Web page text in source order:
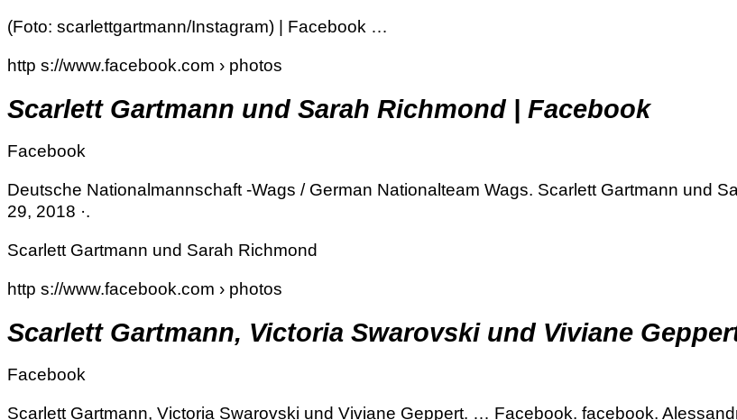
(Foto: scarlettgartmann/Instagram) | Facebook …
http s://www.facebook.com › photos
Scarlett Gartmann und Sarah Richmond | Facebook
Facebook
Deutsche Nationalmannschaft -Wags / German Nationalteam Wags. Scarlett Gartmann und
29, 2018 ·.
Scarlett Gartmann und Sarah Richmond
http s://www.facebook.com › photos
Scarlett Gartmann, Victoria Swarovski und Viviane
Facebook
Scarlett Gartmann, Victoria Swarovski und Viviane Geppert. … Facebook. facebook.